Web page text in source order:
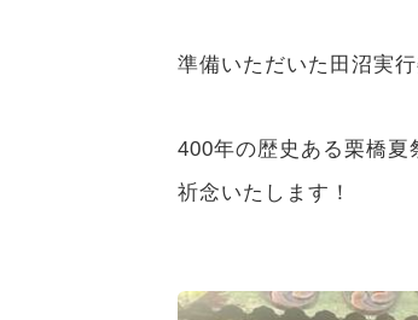
準備いただいた田沼実
400年の歴史ある栗橋夏
祈念いたします！